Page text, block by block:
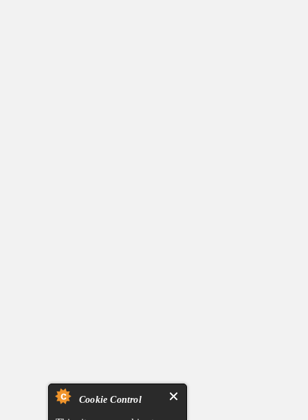
Cookie Control